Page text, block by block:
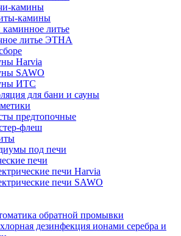
камины
камины
литье
литье ЭТНА
Harvia
SAWO
ИТС
для бани и сауны
предтопочные
флеш
под печи
печи
печи Harvia
печи SAWO
обратной промывки
дезинфекция ионами серебра и